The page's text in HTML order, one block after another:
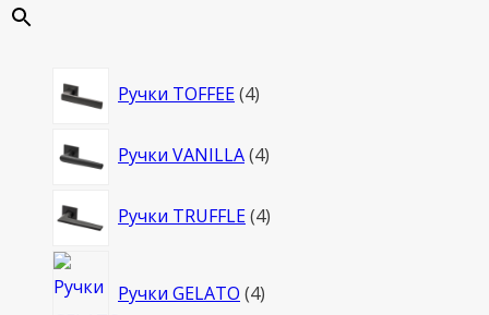
Ручки TOFFEE 44
Ручки VANILLA 44
Ручки TRUFFLE 44
Ручки GELATO 4товара